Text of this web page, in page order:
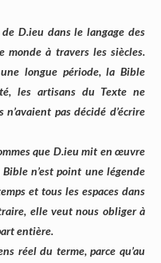
D.ieu dans le langage des
monde à travers les siècles.
longue période, la Bible
les artisans du Texte ne
pas décidé d’écrire
que D.ieu mit en œuvre
n’est point une légende
et tous les espaces dans
elle veut nous obliger à
entière.
réel du terme, parce qu’au